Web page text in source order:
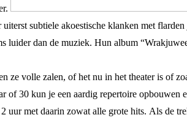
subtiele akoestische klanken met
luider dan de muziek. Hun album
ze volle zalen, of het nu in het theater is of
30 kun je een aardig repertoire opbouwen
uur met daarin zowat alle grote hits. Als de